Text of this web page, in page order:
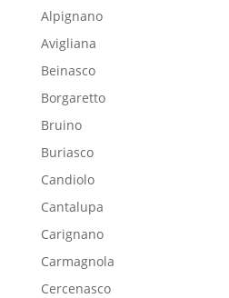
Alpignano
Avigliana
Beinasco
Borgaretto
Bruino
Buriasco
Candiolo
Cantalupa
Carignano
Carmagnola
Cercenasco